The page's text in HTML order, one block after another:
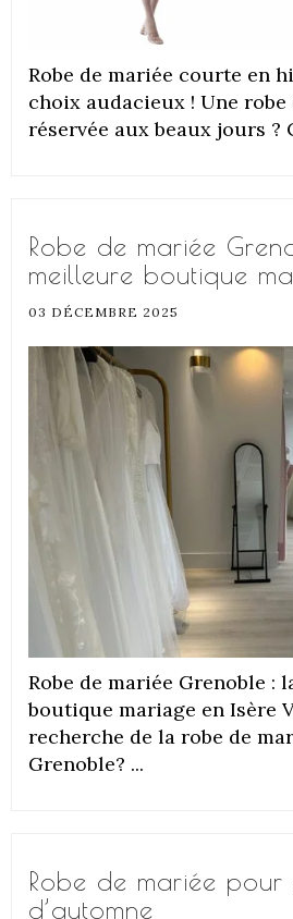
Robe de mariée courte en
choix audacieux ! Une
réservée aux beaux jours ?
Robe de mariée
meilleure boutique
03 DÉCEMBRE 2025
Robe de mariée Grenoble :
boutique mariage en Isère
recherche de la robe de
Grenoble? ...
Robe de mariée
d’automne